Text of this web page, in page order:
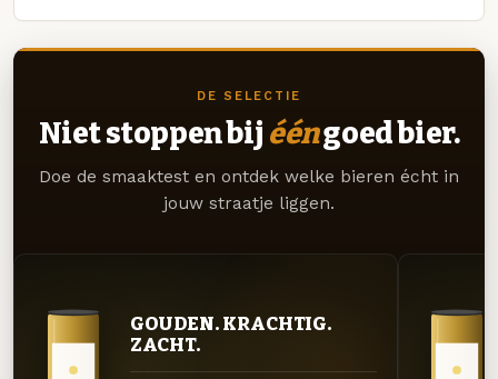
DE SELECTIE
Niet stoppen bij ééngoed bier.
Doe de smaaktest en ontdek welke bieren écht in
jouw straatje liggen.
GOUDEN. KRACHTIG.
ZACHT.